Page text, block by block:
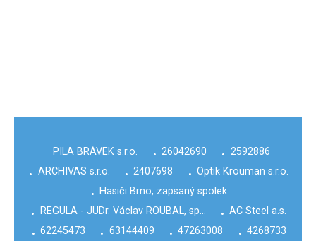
PILA BRÁVEK s.r.o. • 26042690 • 2592886
• ARCHIVAS s.r.o. • 2407698 • Optik Krouman s.r.o.
• Hasiči Brno, zapsaný spolek
•
REGULA - JUDr. Václav ROUBAL, sp… • AC Steel a.s.
• 62245473 • 63144409 • 47263008 • 4268733